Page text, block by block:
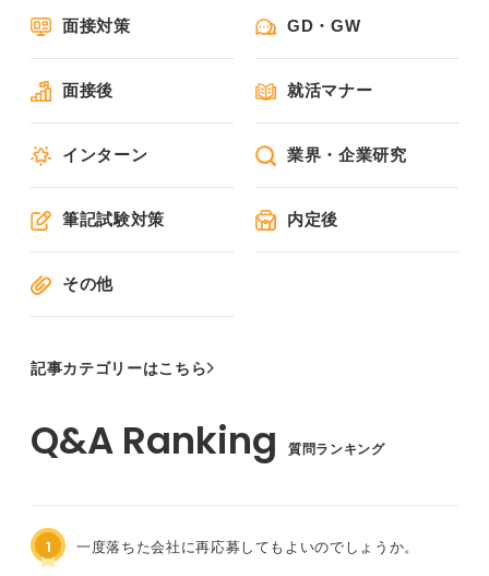
面接対策 GD・GW
面接後 就活マナー
インターン 業界・企業研究
筆記試験対策 内定後
その他
記事カテゴリーはこちら
質問ランキング
1 一度落ちた会社に再応募してもよいのでしょうか。